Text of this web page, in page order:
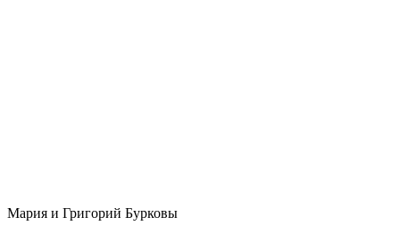
Мария и Григорий Бурковы